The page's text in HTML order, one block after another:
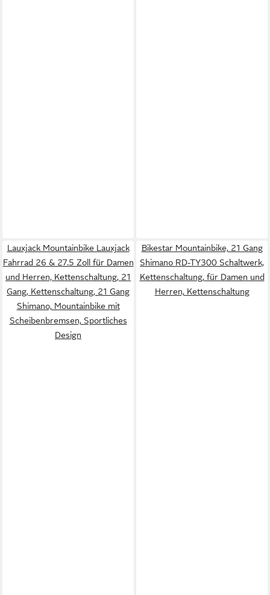
Lauxjack Mountainbike Lauxjack
Fahrrad 26 & 27.5 Zoll für Damen
und Herren, Kettenschaltung, 21
Gang, Kettenschaltung, 21 Gang
Shimano, Mountainbike mit
Scheibenbremsen, Sportliches
Design
Bikestar Mountainbike, 21 Gang
Shimano RD-TY300 Schaltwerk,
Kettenschaltung, für Damen und
Herren, Kettenschaltung